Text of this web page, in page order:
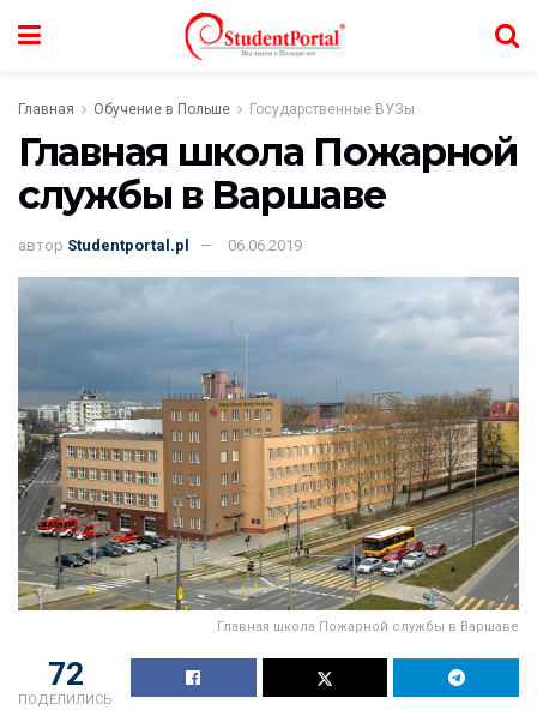
Главная Обучение в Польше Государственные ВУЗы
Главная школа Пожарной
службы в Варшаве
автор Studentportal.pl 06.06.2019
Главная школа Пожарной службы в Варшаве
72
ПОДЕЛИЛИСЬ